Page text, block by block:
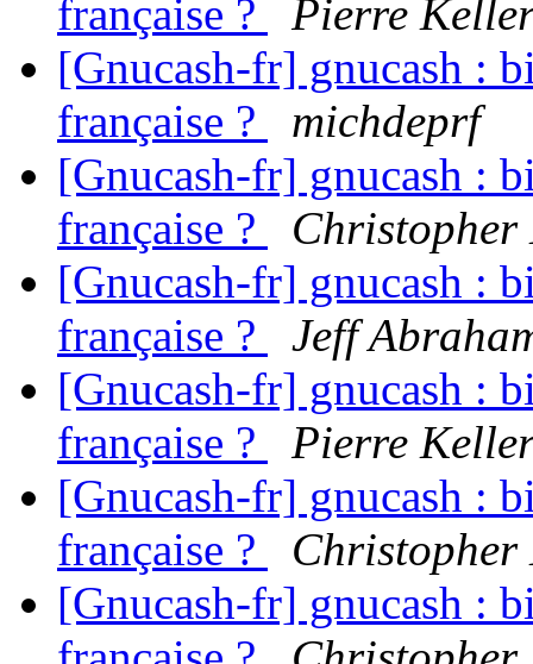
française ?
Pierre
[Gnucash-fr] gnucash :
française ?
michdeprf
[Gnucash-fr] gnucash :
française ?
Christopher
[Gnucash-fr] gnucash :
française ?
Jeff
[Gnucash-fr] gnucash :
française ?
Pierre
[Gnucash-fr] gnucash :
française ?
Christopher
[Gnucash-fr] gnucash :